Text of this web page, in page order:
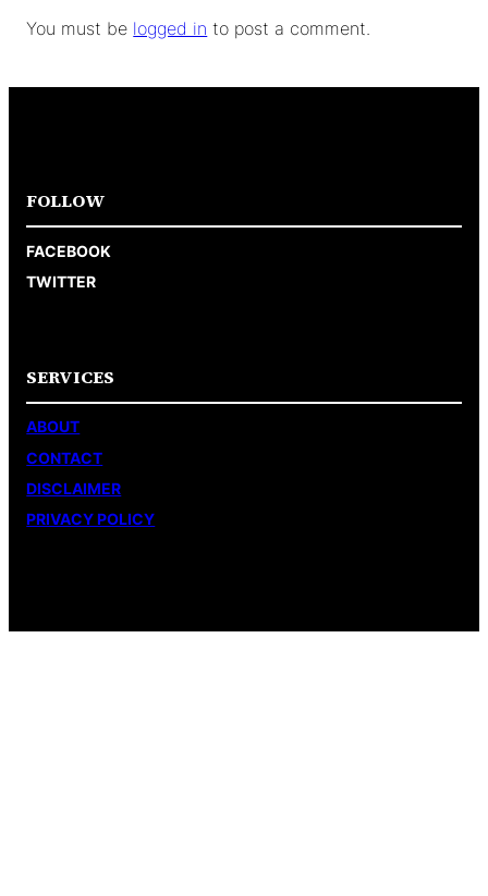
You must be logged in to post a comment.
FOLLOW
FACEBOOK
TWITTER
SERVICES
ABOUT
CONTACT
DISCLAIMER
PRIVACY POLICY